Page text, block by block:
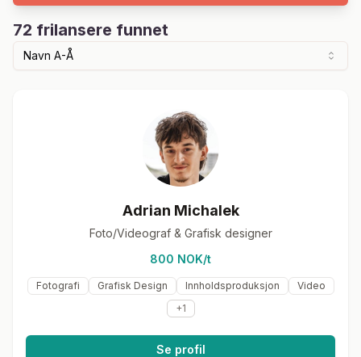
72 frilansere funnet
Navn A-Å
Adrian Michalek
Foto/Videograf & Grafisk designer
800 NOK/t
Fotografi Grafisk Design Innholdsproduksjon
Video
+1
Se profil